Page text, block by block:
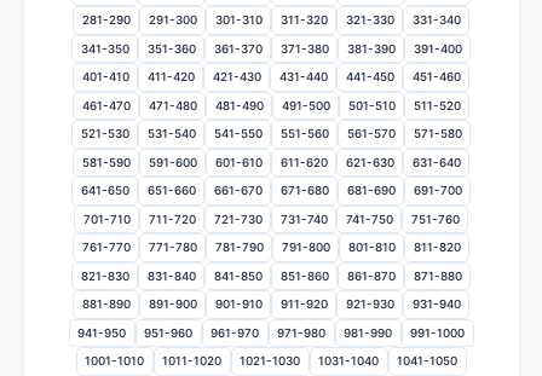
281-290 291-300 301-310 311-320 321-330 331-340
341-350 351-360 361-370 371-380 381-390 391-400
401-410 411-420 421-430 431-440 441-450 451-460
461-470 471-480 481-490 491-500 501-510 511-520
521-530 531-540 541-550 551-560 561-570 571-580
581-590 591-600 601-610 611-620 621-630 631-640
641-650 651-660 661-670 671-680 681-690 691-700
701-710 711-720 721-730 731-740 741-750 751-760
761-770 771-780 781-790 791-800 801-810 811-820
821-830 831-840 841-850 851-860 861-870 871-880
881-890 891-900 901-910 911-920 921-930 931-940
941-950 951-960 961-970 971-980 981-990 991-1000
1001-1010 1011-1020 1021-1030 1031-1040 1041-1050